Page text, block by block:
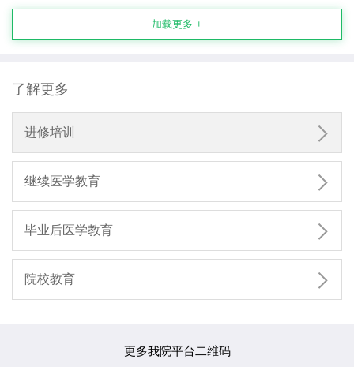
加载更多 +
了解更多
进修培训 
继续医学教育 
毕业后医学教育 
院校教育 
更多我院平台二维码